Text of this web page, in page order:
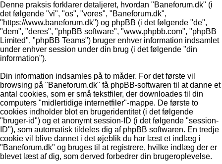
Denne praksis forklarer detaljeret, hvordan "Baneforum.dk" (i
det følgende "vi", "os", "vores", "Baneforum.dk",
"https://www.baneforum.dk") og phpBB (i det følgende "de",
"dem", "deres", "phpBB software", "www.phpbb.com", "phpBB
Limited", "phpBB Teams") bruger enhver information indsamlet
under enhver session under din brug (i det følgende "din
information").
Din information indsamles på to måder. For det første vil
browsing på "Baneforum.dk" få phpBB-softwaren til at danne et
antal cookies, som er små tekstfiler, der downloades til din
computers "midlertidige internetfiler"-mappe. De første to
cookies indholder blot en brugeridentitet (i det følgende
"bruger-id") og et anonymt session-ID (i det følgende "session-
ID"), som automatisk tildeles dig af phpBB softwaren. En tredje
cookie vil blive dannet i det øjeblik du har læst et indlæg i
"Baneforum.dk" og bruges til at registrere, hvilke indlæg der er
blevet læst af dig, som derved forbedrer din brugeroplevelse.